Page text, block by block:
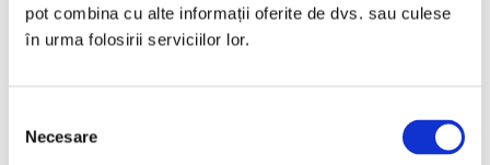
pot combina cu alte informații oferite de dvs. sau culese
în urma folosirii serviciilor lor.
consimțământului
Necesare
16 Martie 2026